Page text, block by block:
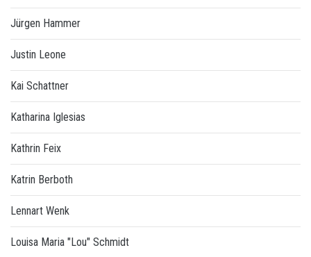
Jürgen Hammer
Justin Leone
Kai Schattner
Katharina Iglesias
Kathrin Feix
Katrin Berboth
Lennart Wenk
Louisa Maria "Lou" Schmidt